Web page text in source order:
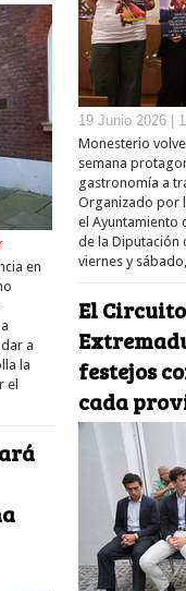
en
a
la
el
19 Junio 2026 |
Monesterio
semana
gastronomía a
Organizado por
el Ayuntamiento
de la Diputación
viernes y
El
festejos
cada